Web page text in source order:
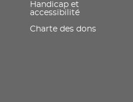
Handicap et
accessibilité
Charte des dons